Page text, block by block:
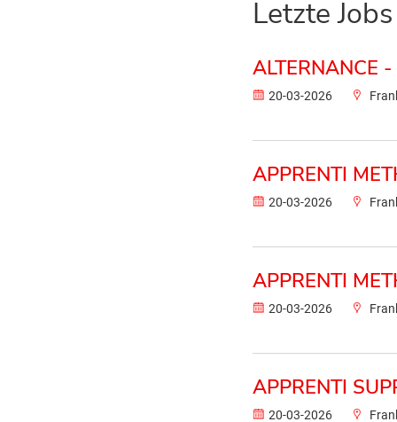
Letzte Jobs
ALTERNANCE
20-03-2026
APPRENTI
20-03-2026
APPRENTI
20-03-2026
APPRENTI
20-03-2026